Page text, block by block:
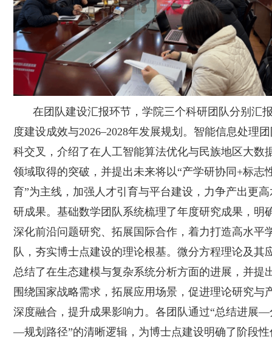
在团队建设汇报环节，学院三个科研团队分别汇
度建设成效与2026–2028年发展规划。智能信息处理
科交叉，介绍了在人工智能算法优化与民族地区大数
领域取得的突破，并提出未来将以“产学研协同+标志
育”为主线，加强人才引育与平台建设，力争产出更
研成果。基础数学团队系统梳理了年度研究成果，明
深化前沿问题研究、拓展国际合作，着力打造高水平
队，夯实博士点建设的理论根基。微分方程理论及其
总结了在生态建模与复杂系统分析方面的进展，并提
围绕国家战略需求，拓展应用场景，促进理论研究与
深度融合，提升成果影响力。各团队通过“总结进展—
—规划路径”的清晰逻辑，为博士点建设明确了阶段性